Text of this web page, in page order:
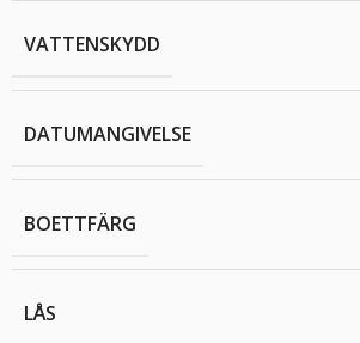
VATTENSKYDD
DATUMANGIVELSE
BOETTFÄRG
LÅS